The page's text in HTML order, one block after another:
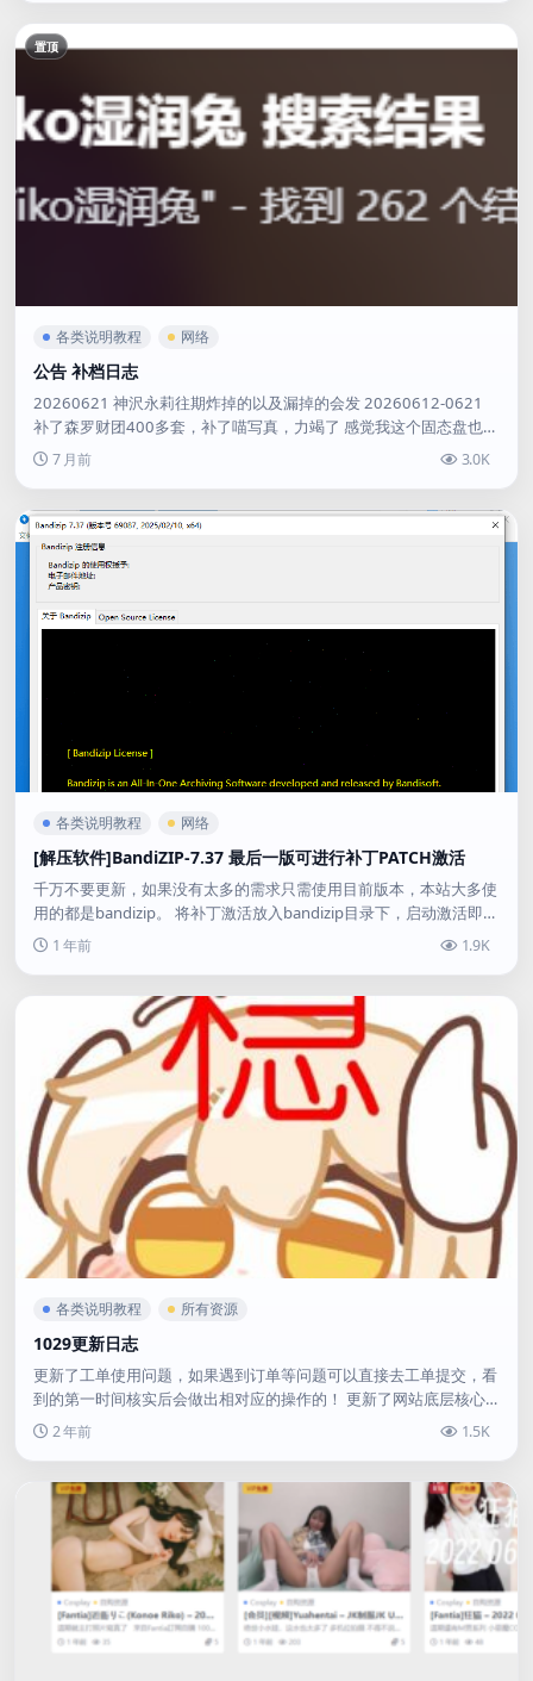
置顶
各类说明教程 网络
公告 补档日志
20260621 神沢永莉往期炸掉的以及漏掉的会发 20260612-0621
补了森罗财团400多套，补了喵写真，力竭了 感觉我这个固态盘也快
撑不住了这么读写 2026050...
7 月前 3.0K
各类说明教程 网络
[解压软件]BandiZIP-7.37 最后一版可进行补丁PATCH激活
千万不要更新，如果没有太多的需求只需使用目前版本，本站大多使
用的都是bandizip。 将补丁激活放入bandizip目录下，启动激活即
可。 激活后无广告 BANDIZIP 7...
1 年前 1.9K
各类说明教程 所有资源
1029更新日志
更新了工单使用问题，如果遇到订单等问题可以直接去工单提交，看
到的第一时间核实后会做出相对应的操作的！ 更新了网站底层核心
版本，可以更加愉快的游览啦！ 优化了硬币支付文章逻辑，现...
2 年前 1.5K